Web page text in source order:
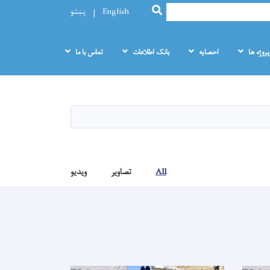
SEARCH
English پښتو
پروژه ها احصایه بانک اطلاعات تماس با ما
All تصاویر ویدیو